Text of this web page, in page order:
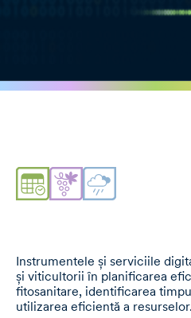
Instrumentele și serviciile
și viticultorii în planificarea
fitosanitare, identificarea
utilizarea eficientă a resurselor.